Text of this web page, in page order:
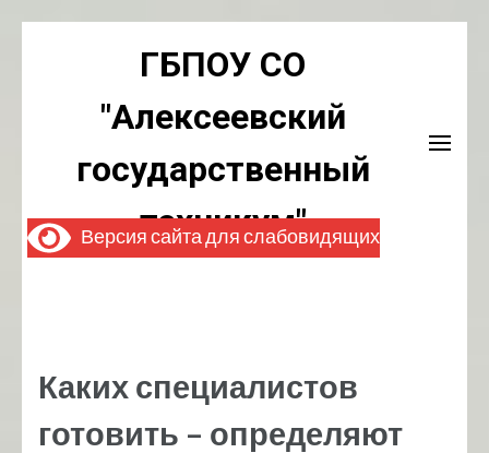
ГБПОУ СО
"Алексеевский
государственный
техникум"
Каких специалистов
готовить – определяют
Версия сайта для слабовидящих